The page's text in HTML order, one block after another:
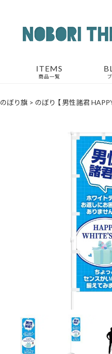
ITEMS
商品一覧
のぼり旗 > のぼり 【 男性諸君